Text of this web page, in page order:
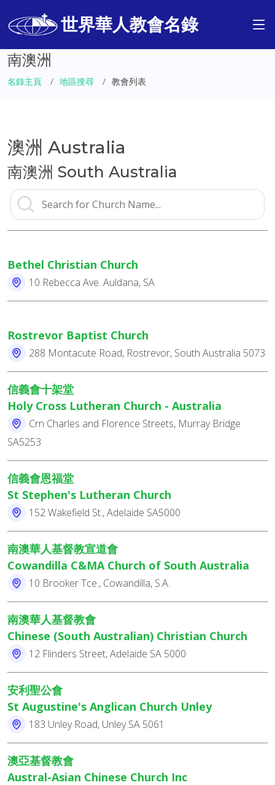
世界華人教會名錄
南澳洲
名錄主頁 地區搜尋 教會列表
澳洲 Australia
南澳洲 South Australia
Bethel Christian Church
10 Rebecca Ave. Auldana, SA
Rostrevor Baptist Church
288 Montacute Road, Rostrevor, South Australia 5073
信義會十架堂
Holy Cross Lutheran Church - Australia
Crn Charles and Florence Streets, Murray Bridge
SA5253
信義會恩福堂
St Stephen's Lutheran Church
152 Wakefield St., Adelaide SA5000
南澳華人基督教宣道會
Cowandilla C&MA Church of South Australia
10 Brooker Tce., Cowandilla, S.A.
南澳華人基督教會
Chinese (South Australian) Christian Church
12 Flinders Street, Adelaide SA 5000
安利聖公會
St Augustine's Anglican Church Unley
183 Unley Road, Unley SA 5061
澳亞基督教會
Austral-Asian Chinese Church Inc